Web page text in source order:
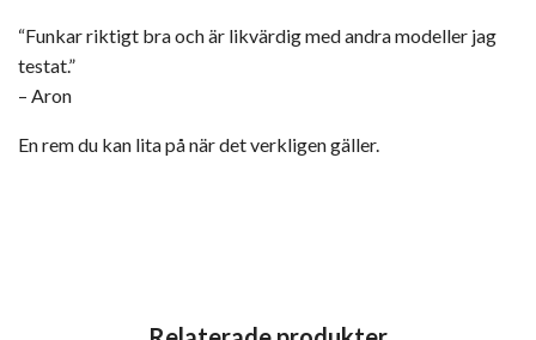
“Funkar riktigt bra och är likvärdig med andra modeller jag
testat.”
– Aron
En rem du kan lita på när det verkligen gäller.